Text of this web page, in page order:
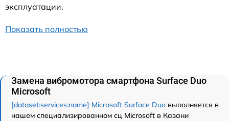
эксплуатации.
Показать полностью
Замена вибромотора смартфона Surface Duo
Microsoft
[dataset:services:name] Microsoft Surface Duo выполняется в
нашем специализированном сц Microsoft в Казани